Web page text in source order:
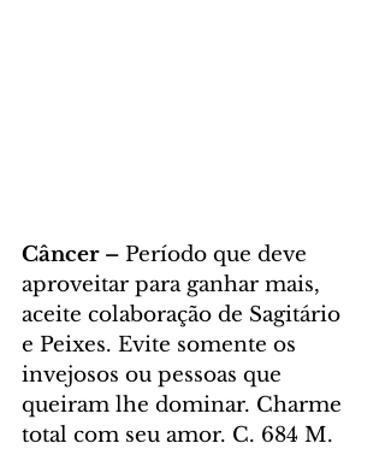
Câncer – Período que deve
aproveitar para ganhar mais,
aceite colaboração de Sagitário
e Peixes. Evite somente os
invejosos ou pessoas que
queiram lhe dominar. Charme
total com seu amor. C. 684 M.